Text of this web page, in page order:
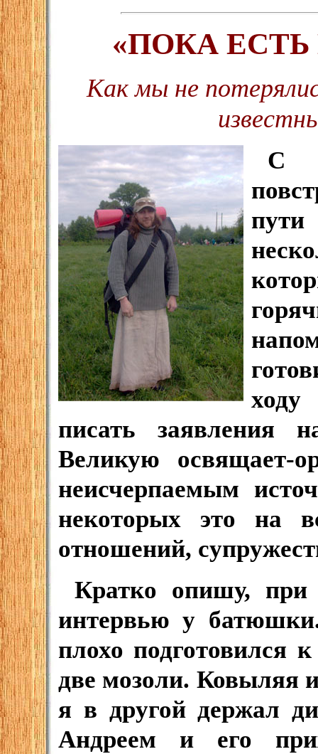
«ПОКА
Как мы не
С
ходу
писать заявления
Великую освящает-
неисчерпаемым
некоторых это на
отношений,
Кратко опишу, при
интервью у
плохо подготовился
две мозоли. Ковыляя
я в другой держал
Андреем и его